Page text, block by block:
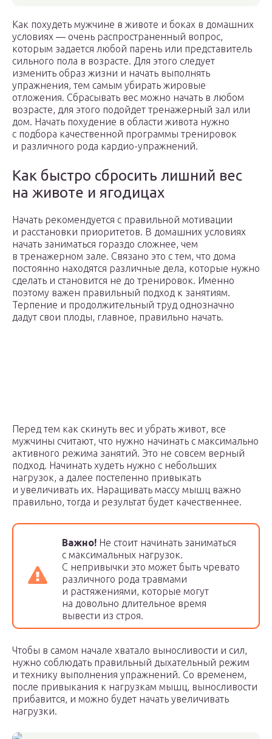
Как похудеть мужчине в животе и боках в домашних
условиях — очень распространенный вопрос,
которым задается любой парень или представитель
сильного пола в возрасте. Для этого следует
изменить образ жизни и начать выполнять
упражнения, тем самым убирать жировые
отложения. Сбрасывать вес можно начать в любом
возрасте, для этого подойдет тренажерный зал или
дом. Начать похудение в области живота нужно
с подбора качественной программы тренировок
и различного рода кардио-упражнений.
Как быстро сбросить лишний вес
на животе и ягодицах
Начать рекомендуется с правильной мотивации
и расстановки приоритетов. В домашних условиях
начать заниматься гораздо сложнее, чем
в тренажерном зале. Связано это с тем, что дома
постоянно находятся различные дела, которые нужно
сделать и становится не до тренировок. Именно
поэтому важен правильный подход к занятиям.
Терпение и продолжительный труд однозначно
дадут свои плоды, главное, правильно начать.
Перед тем как скинуть вес и убрать живот, все
мужчины считают, что нужно начинать с максимально
активного режима занятий. Это не совсем верный
подход. Начинать худеть нужно с небольших
нагрузок, а далее постепенно привыкать
и увеличивать их. Наращивать массу мышц важно
правильно, тогда и результат будет качественнее.
Важно! Не стоит начинать заниматься
с максимальных нагрузок.
С непривычки это может быть чревато
различного рода травмами
и растяжениями, которые могут
на довольно длительное время
вывести из строя.
Чтобы в самом начале хватало выносливости и сил,
нужно соблюдать правильный дыхательный режим
и технику выполнения упражнений. Со временем,
после привыкания к нагрузкам мышц, выносливости
прибавится, и можно будет начать увеличивать
нагрузки.